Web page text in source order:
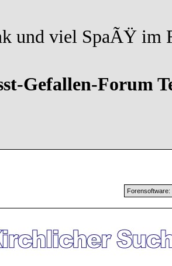
und viel SpaÃŸ im
Gefallen-Forum
Forensoftware: